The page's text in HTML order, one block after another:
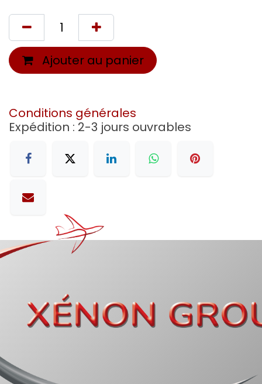
Ajouter au panier
Conditions générales
Expédition : 2-3 jours ouvrables